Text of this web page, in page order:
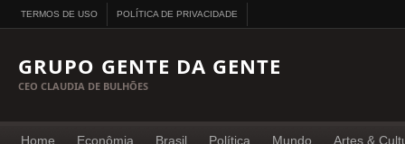
TERMOS DE USO POLÍTICA DE PRIVACIDADE
GRUPO GENTE DA GENTE
CEO CLAUDIA DE BULHÕES
Home Econômia Brasil Política Mundo Artes &